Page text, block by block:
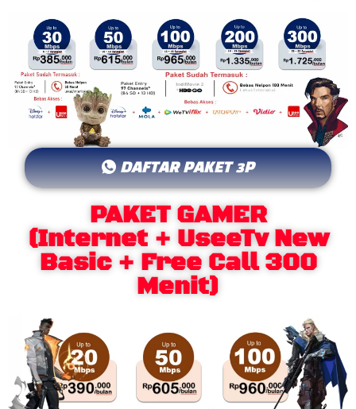
DAFTAR PAKET 3P
PAKET GAMER
(Internet + UseeTv New
Basic + Free Call 300
Menit)